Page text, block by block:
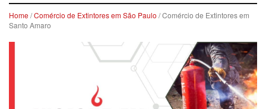
Home/Comércio de Extintores em São Paulo / Comércio de Extintores em
Santo Amaro